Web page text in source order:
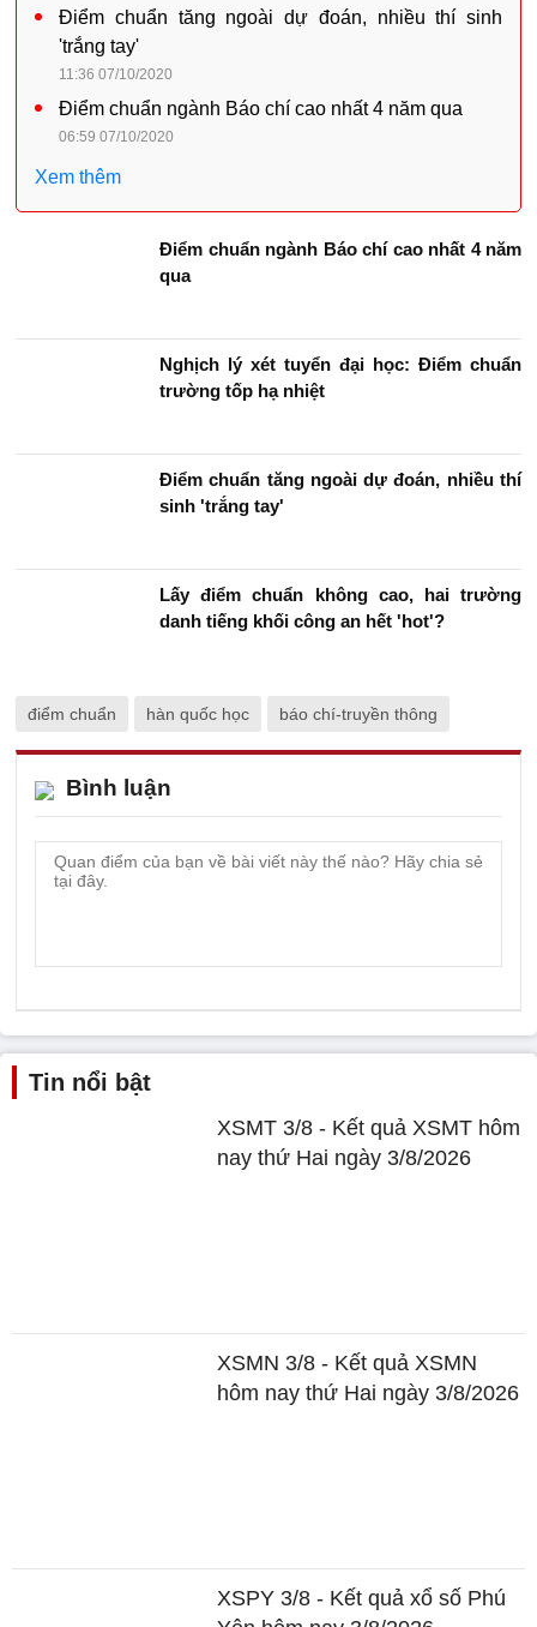
Điểm chuẩn tăng ngoài dự đoán, nhiều thí sinh
'trắng tay'
11:36 07/10/2020
Điểm chuẩn ngành Báo chí cao nhất 4 năm qua
06:59 07/10/2020
Xem thêm
Điểm chuẩn ngành Báo chí cao nhất 4 năm
qua
Nghịch lý xét tuyển đại học: Điểm chuẩn
trường tốp hạ nhiệt
Điểm chuẩn tăng ngoài dự đoán, nhiều thí
sinh 'trắng tay'
Lấy điểm chuẩn không cao, hai trường
danh tiếng khối công an hết 'hot'?
điểm chuẩn hàn quốc học báo chí-truyền thông
Bình luận
Tin nổi bật
XSMT 3/8 - Kết quả XSMT hôm
nay thứ Hai ngày 3/8/2026
XSMN 3/8 - Kết quả XSMN
hôm nay thứ Hai ngày 3/8/2026
XSPY 3/8 - Kết quả xổ số Phú